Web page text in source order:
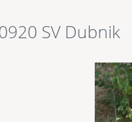
SV Dubnik